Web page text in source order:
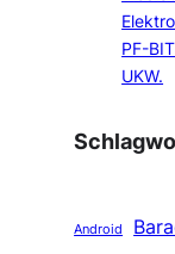
PF-
UKW.
Android